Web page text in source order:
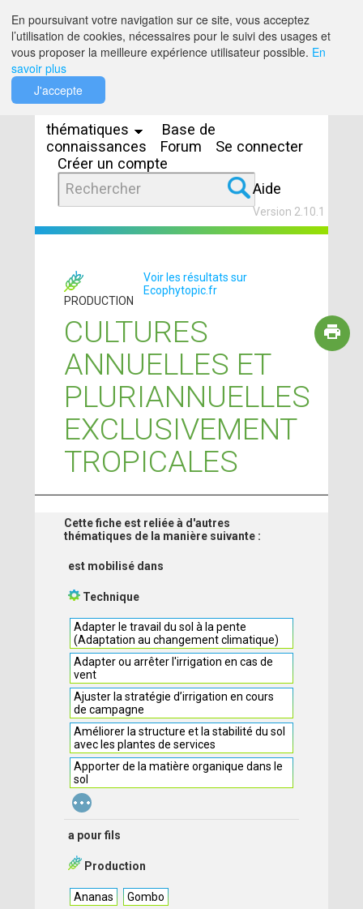
thématiques
Base de
connaissances
Forum
Se connecter
Créer un compte
Aide
Version 2.10.1
PRODUCTION
Voir les résultats sur
Ecophytopic.fr
CULTURES
ANNUELLES ET
PLURIANNUELLES
EXCLUSIVEMENT
TROPICALES
Cette fiche est reliée à d'autres
thématiques de la manière suivante :
est mobilisé dans
Technique
Adapter le travail du sol à la pente
(Adaptation au changement climatique)
Adapter ou arrêter l'irrigation en cas de
vent
Ajuster la stratégie d’irrigation en cours
de campagne
Améliorer la structure et la stabilité du sol
avec les plantes de services
Apporter de la matière organique dans le
sol
...
a pour fils
Production
Ananas Gombo
En poursuivant votre navigation sur ce site, vous acceptez
l’utilisation de cookies, nécessaires pour le suivi des usages et
vous proposer la meilleure expérience utilisateur possible. En
savoir plus
J'accepte